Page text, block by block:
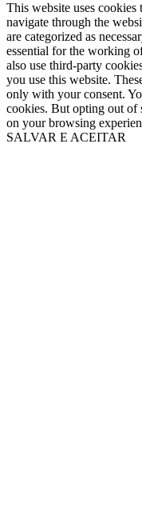
This website uses
navigate through the
are categorized as
essential for the working
also use third-party
you use this website.
only with your consent.
cookies. But opting out of
on your browsing
SALVAR E ACEITAR